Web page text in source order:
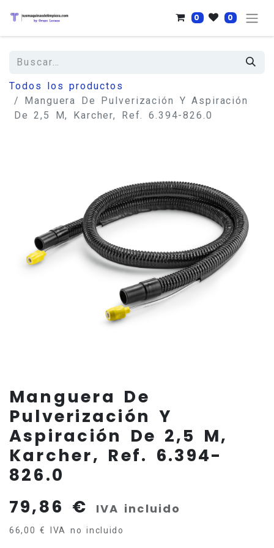
0 0
Todos los productos
Manguera De Pulverización Y Aspiración
De 2,5 M, Karcher, Ref. 6.394-826.0
Manguera De
Pulverización Y
Aspiración De 2,5 M,
Karcher, Ref. 6.394-
826.0
79,86 € IVA incluido
66,00 € IVA no incluido